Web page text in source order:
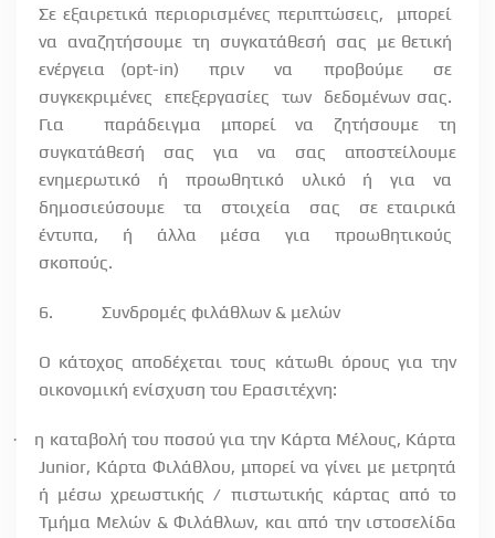
Σε εξαιρετικά περιορισμένες περιπτώσεις,
μπορεί
να αναζητήσουμε τη συγκατάθεσή σας με θετική
ενέργεια (opt-in) πριν να προβούμε
σε
συγκεκριμένες
επεξεργασίες των
δεδομένων σας.
Για
παράδειγμα μπορεί να ζητήσουμε τη
συγκατάθεσή σας για να σας αποστείλουμε
ενημερωτικό
ή προωθητικό υλικό ή για
να
δημοσιεύσουμε
τα στοιχεία σας
σε εταιρικά
έντυπα,
ή άλλα μέσα για
προωθητικούς
σκοπούς.
6. Συνδρομές φιλάθλων & μελών
Ο κάτοχος αποδέχεται τους κάτωθι όρους για την
οικονομική ενίσχυση του Ερασιτέχνη:
·
η καταβολή του ποσού για την Κάρτα Μέλους, Κάρτα
Junior, Κάρτα Φιλάθλου, μπορεί να γίνει με μετρητά
ή μέσω χρεωστικής / πιστωτικής κάρτας από το
Τμήμα Μελών & Φιλάθλων, και από την ιστοσελίδα